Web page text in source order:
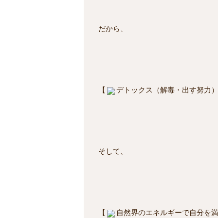
だから、
【 デトックス（解毒・出す努力）
そして、
【 自然界のエネルギーで自分を